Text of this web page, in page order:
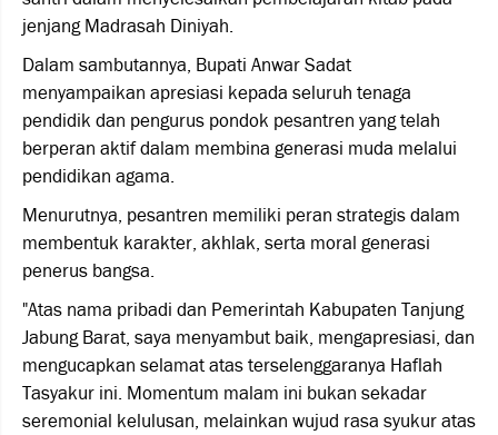
jenjang Madrasah Diniyah.
Dalam sambutannya, Bupati Anwar Sadat
menyampaikan apresiasi kepada seluruh tenaga
pendidik dan pengurus pondok pesantren yang telah
berperan aktif dalam membina generasi muda melalui
pendidikan agama.
Menurutnya, pesantren memiliki peran strategis dalam
membentuk karakter, akhlak, serta moral generasi
penerus bangsa.
"Atas nama pribadi dan Pemerintah Kabupaten Tanjung
Jabung Barat, saya menyambut baik, mengapresiasi, dan
mengucapkan selamat atas terselenggaranya Haflah
Tasyakur ini. Momentum malam ini bukan sekadar
seremonial kelulusan, melainkan wujud rasa syukur atas